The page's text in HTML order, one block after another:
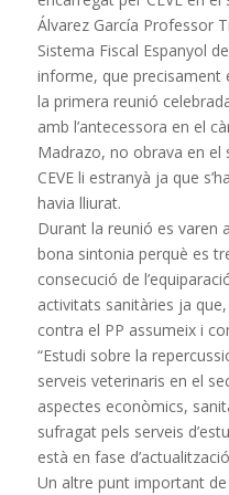
Álvarez García Professor
Sistema Fiscal Espanyol
informe, que precisament
la primera reunió
amb l’antecessora en el
Madrazo, no obrava en el
CEVE li estranyà ja que
havia lliurat.
Durant la reunió es varen
bona sintonia perquè es
consecució de
activitats sanitàries ja
contra el PP assumeix i
“Estudi sobre la
serveis veterinaris en el
aspectes econòmics,
sufragat pels serveis
està en fase
Un altre punt important